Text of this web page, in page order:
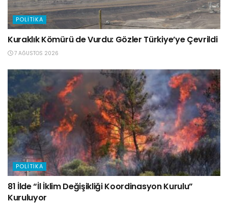
POLITIKA
Kuraklık Kömürü de Vurdu: Gözler Türkiye’ye Çevrildi
7 AĞUSTOS 2026
POLITIKA
81 İlde “İl İklim Değişikliği Koordinasyon Kurulu”
Kuruluyor